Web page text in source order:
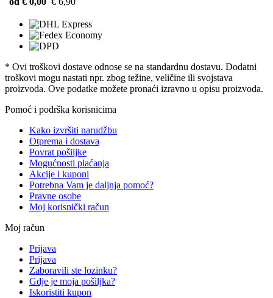
* Ovi troškovi dostave odnose se na standardnu ​​dostavu. Dodatni
troškovi mogu nastati npr. zbog težine, veličine ili svojstava
proizvoda. Ove podatke možete pronaći izravno u opisu proizvoda.
Pomoć i podrška korisnicima
Kako izvršiti narudžbu
Otprema i dostava
Povrat pošiljke
Mogućnosti plaćanja
Akcije i kuponi
Potrebna Vam je daljnja pomoć?
Pravne osobe
Moj korisnički račun
Moj račun
Prijava
Prijava
Zaboravili ste lozinku?
Gdje je moja pošiljka?
Iskoristiti kupon